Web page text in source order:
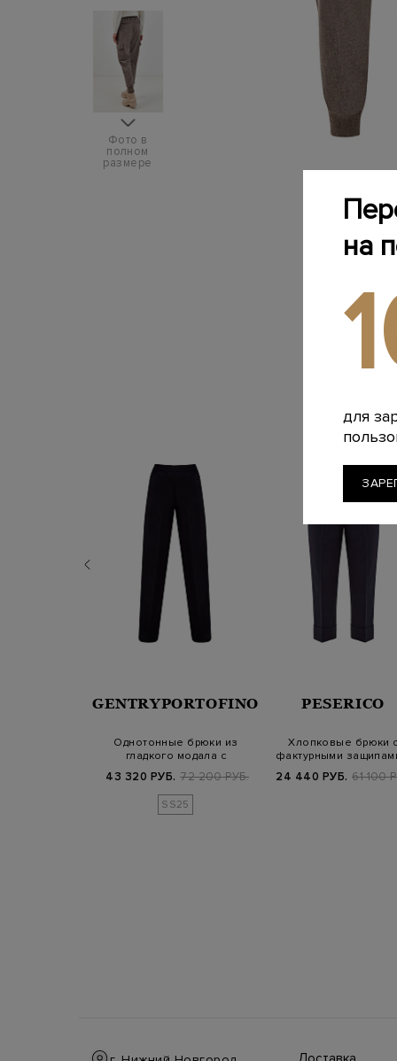
Фото в
полном
размере
GENTRYPORTOFINO
Однотонные брюки из
гладкого модала с
43 320 РУБ. 72 200 РУБ.
SS25
PESERICO
Хлопковые брюки с
фактурными
24 440 РУБ. 61 100
на
для